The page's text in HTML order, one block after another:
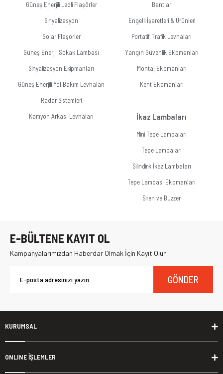
Güneş Enerjili Ledli Flaşörler
Sinyalizasyon
Solar Flaşörler
Güneş Enerjili Sokak Lambası
Sinyalizasyon Ekipmanları
Güneş Enerjili Yol Bakım Levhaları
Radar Sistemleri
Kamyon Arkası Levhaları
Bantlar
Engelli İşaretleri & Ürünleri
Portatif Trafik Levhaları
Yangın Güvenlik Ekipmanları
Montaj Ekipmanları
Kent Ekipmanları
İkaz Lambaları
Mini Tepe Lambaları
Tepe Lambaları
Silindirik İkaz Lambaları
Tepe Lambası Ekipmanları
Siren ve Buzzer
E-BÜLTENE KAYIT OL
Kampanyalarımızdan Haberdar Olmak İçin Kayıt Olun
GÖNDER
KURUMSAL
ONLINE İŞLEMLER